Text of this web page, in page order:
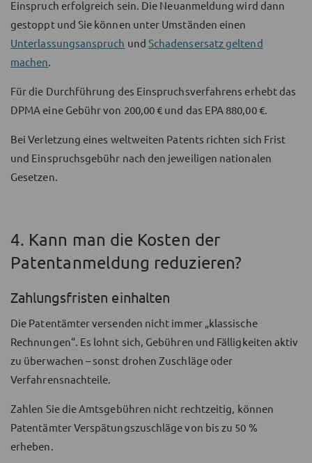
Einspruch erfolgreich sein. Die Neuanmeldung wird dann
gestoppt und Sie können unter Umständen einen
Unterlassungsanspruch und Schadensersatz geltend
machen.
Für die Durchführung des Einspruchsverfahrens erhebt das
DPMA eine Gebühr von 200,00 € und das EPA 880,00 €.
Bei Verletzung eines weltweiten Patents richten sich Frist
und Einspruchsgebühr nach den jeweiligen nationalen
Gesetzen.
4. Kann man die Kosten der
Patentanmeldung reduzieren?
Zahlungsfristen einhalten
Die Patentämter versenden nicht immer „klassische
Rechnungen“. Es lohnt sich, Gebühren und Fälligkeiten aktiv
zu überwachen – sonst drohen Zuschläge oder
Verfahrensnachteile.
Zahlen Sie die Amtsgebühren nicht rechtzeitig, können
Patentämter Verspätungszuschläge von bis zu 50 %
erheben.